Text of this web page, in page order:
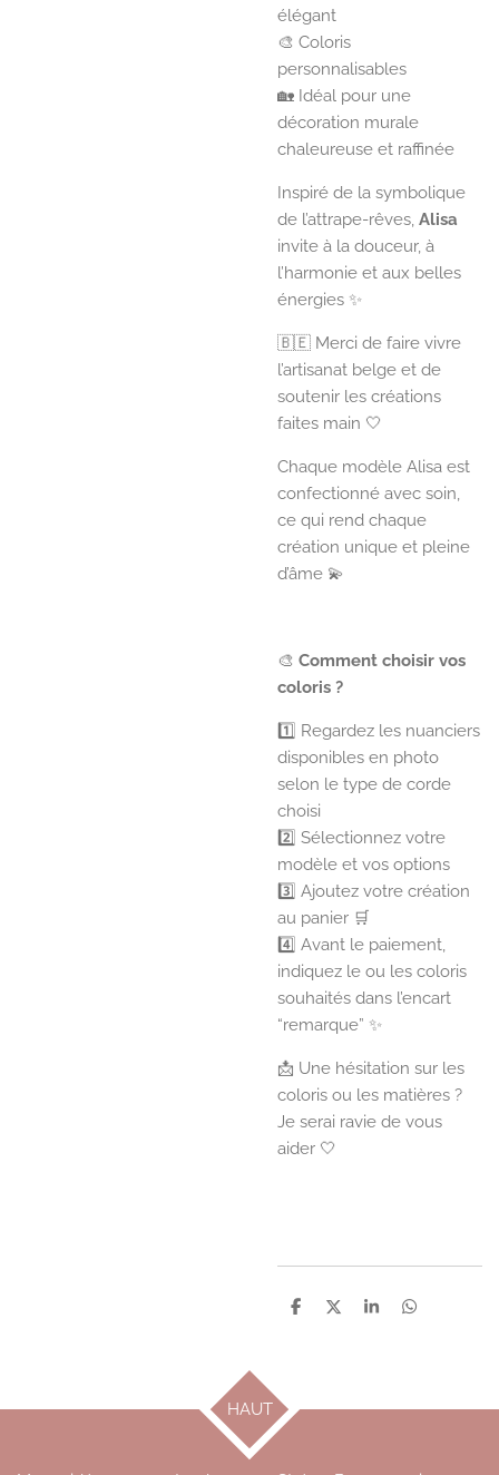
élégant
🎨 Coloris
personnalisables
🏡 Idéal pour une
décoration murale
chaleureuse et raffinée
Inspiré de la symbolique
de l’attrape-rêves, Alisa
invite à la douceur, à
l’harmonie et aux belles
énergies ✨
🇧🇪 Merci de faire vivre
l’artisanat belge et de
soutenir les créations
faites main 🤍
Chaque modèle Alisa est
confectionné avec soin,
ce qui rend chaque
création unique et pleine
d’âme 💫
🎨 Comment choisir vos
coloris ?
1️⃣ Regardez les nuanciers
disponibles en photo
selon le type de corde
choisi
2️⃣ Sélectionnez votre
modèle et vos options
3️⃣ Ajoutez votre création
au panier 🛒
4️⃣ Avant le paiement,
indiquez le ou les coloris
souhaités dans l’encart
“remarque” ✨
📩 Une hésitation sur les
coloris ou les matières ?
Je serai ravie de vous
aider 🤍
P
e
P
e
P
e
P
e
HAUT